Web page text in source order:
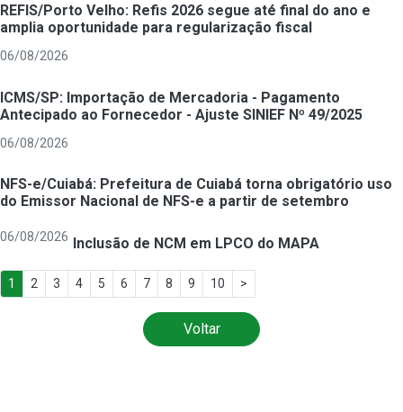
REFIS/Porto Velho: Refis 2026 segue até final do ano e
amplia oportunidade para regularização fiscal
06/08/2026
ICMS/SP: Importação de Mercadoria - Pagamento
Antecipado ao Fornecedor - Ajuste SINIEF Nº 49/2025
06/08/2026
NFS-e/Cuiabá: Prefeitura de Cuiabá torna obrigatório uso
do Emissor Nacional de NFS-e a partir de setembro
06/08/2026 Inclusão de NCM em LPCO do MAPA
1 2 3 4 5 6 7 8 9 10 >
Voltar